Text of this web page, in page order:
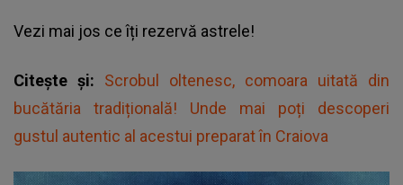
Vezi mai jos ce îți rezervă astrele!
Citește și: Scrobul oltenesc, comoara uitată din
bucătăria tradițională! Unde mai poți descoperi
gustul autentic al acestui preparat în Craiova